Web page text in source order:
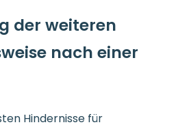
der weiteren
nach einer
Hindernisse für